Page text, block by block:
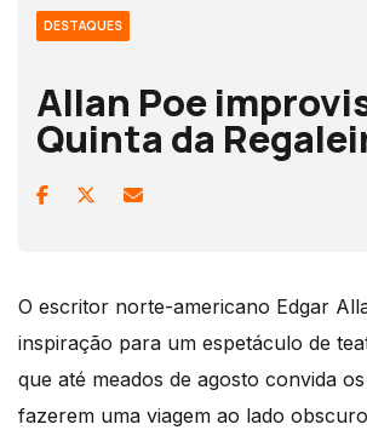
DESTAQUES
Allan Poe
Quinta da
O escritor norte-americano Edgar
inspiração para um espetáculo de
que até meados de agosto convida
fazerem uma viagem ao lado